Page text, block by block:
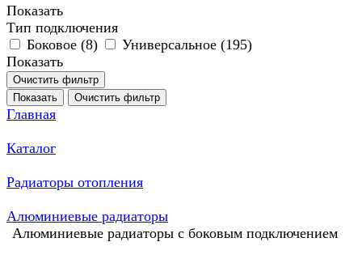
Показать
Тип подключения
Боковое (8) Универсальное (195)
Показать
Очистить фильтр
Показать
Очистить фильтр
Главная
Каталог
Радиаторы отопления
Алюминиевые радиаторы
Алюминиевые радиаторы с боковым подключением